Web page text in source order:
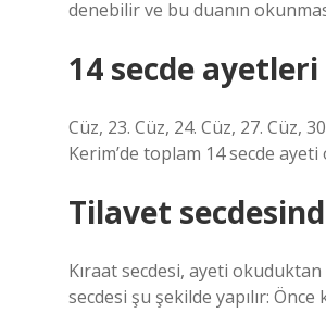
denebilir ve bu duanın
14 secde
Cüz, 23. Cüz, 24. Cüz, 27. Cüz,
Kerim’de toplam 14 secde
Tilavet
Kıraat secdesi, ayeti
secdesi şu şekilde yapılır: